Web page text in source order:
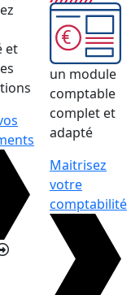
et
€
un module
comptable
complet et
adapté
Maitrisez
votre
comptabilité